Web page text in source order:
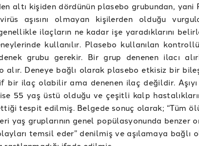
altı kişiden dördünün plasebo grubundan, yani
aşısını olmayan kişilerden olduğu
ilaçların ne kadar işe yaradıklarını
kullanılır. Plasebo kullanılan
grubu gerekir. Bir grup denenen ilacı
alır. Deneye bağlı olarak plasebo etkisiz bir
bir ilaç olabilir ama denenen ilaç değildir.
55 yaş üstü olduğu ve çeşitli kalp
tespit edilmiş. Belgede sonuç olarak; “Tüm
yaş gruplarının genel popülasyonunda benzer
temsil eder” denilmiş ve aşılamaya bağlı